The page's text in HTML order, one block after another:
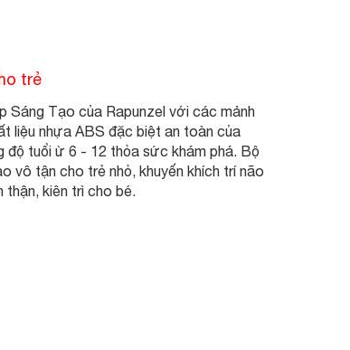
trẻ
Sáng Tạo của Rapunzel với các mảnh
liệu nhựa ABS đặc biệt an toàn của
tuổi ừ 6 - 12 thỏa sức khám phá. Bộ
vô tận cho trẻ nhỏ, khuyến khích trí não
thận, kiên trì cho bé.